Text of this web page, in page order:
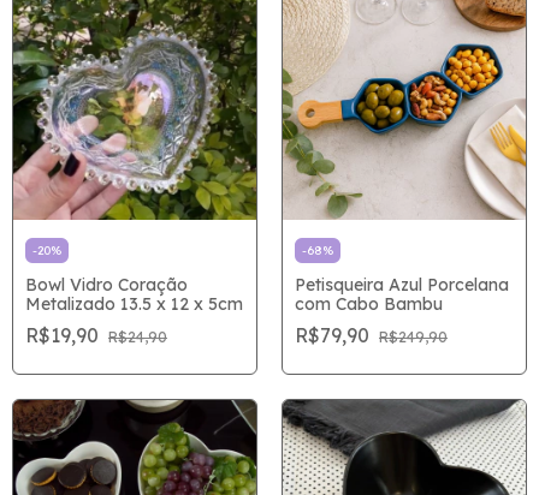
-20%
Bowl Vidro Coração
Metalizado 13.5 x 12 x 5cm
R$19,90 R$24,90
-68%
Petisqueira Azul Porcelana
com Cabo Bambu
R$79,90 R$249,90